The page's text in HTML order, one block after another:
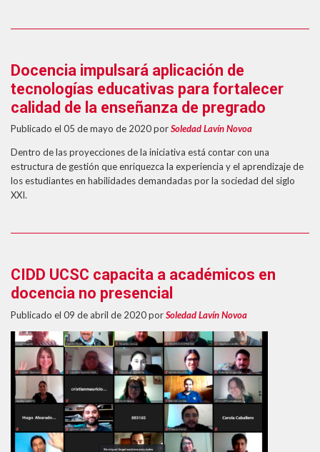
Docencia impulsará aplicación de
tecnologías educativas para fortalecer
calidad de la enseñanza de pregrado
Publicado el 05 de mayo de 2020porSoledad Lavín Novoa
Dentro de las proyecciones de la iniciativa está contar con una
estructura de gestión que enriquezca la experiencia y el aprendizaje de
los estudiantes en habilidades demandadas por la sociedad del siglo
XXI.
CIDD UCSC capacita a académicos en
docencia no presencial
Publicado el 09 de abril de 2020porSoledad Lavín Novoa